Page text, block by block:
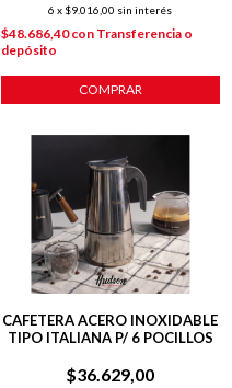
6 x $9.016,00 sin interés
$48.686,40con Transferencia o
depósito
COMPRAR
CAFETERA ACERO INOXIDABLE
TIPO ITALIANA P/ 6 POCILLOS
$36.629,00